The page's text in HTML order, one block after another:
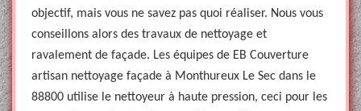
objectif, mais vous ne savez pas quoi réaliser. Nous vous
conseillons alors des travaux de nettoyage et
ravalement de façade. Les équipes de EB Couverture
artisan nettoyage façade à Monthureux Le Sec dans le
88800 utilise le nettoyeur à haute pression, ceci pour les